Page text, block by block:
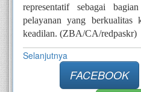
representatif sebagai
pelayanan yang berkualitas
keadilan. (ZBA/CA/redpaskr)
Selanjutnya
FACEBOOK